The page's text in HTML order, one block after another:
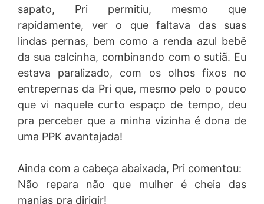
sapato, Pri permitiu, mesmo que
rapidamente, ver o que faltava das suas
lindas pernas, bem como a renda azul bebê
da sua calcinha, combinando com o sutiã. Eu
estava paralizado, com os olhos fixos no
entrepernas da Pri que, mesmo pelo o pouco
que vi naquele curto espaço de tempo, deu
pra perceber que a minha vizinha é dona de
uma PPK avantajada!
Ainda com a cabeça abaixada, Pri comentou:
Não repara não que mulher é cheia das
manias pra dirigir!